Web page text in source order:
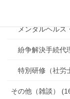
メンタルヘルス
紛争解決手続代
特別研修（社労
その他（雑談）